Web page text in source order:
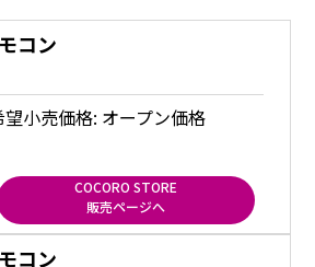
コン
望小売価格: オープン価格
COCORO STORE
販売ページへ
コン